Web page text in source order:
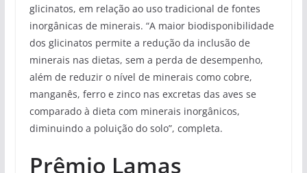
glicinatos, em relação ao uso tradicional de fontes
inorgânicas de minerais. “A maior biodisponibilidade
dos glicinatos permite a redução da inclusão de
minerais nas dietas, sem a perda de desempenho,
além de reduzir o nível de minerais como cobre,
manganês, ferro e zinco nas excretas das aves se
comparado à dieta com minerais inorgânicos,
diminuindo a poluição do solo”, completa.
Prêmio Lamas